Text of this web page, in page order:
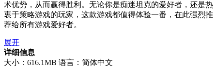
术优势，从而赢得胜利。无论你是痴迷坦克的爱好者，还是热
衷于策略游戏的玩家，这款游戏都值得体验一番，在此强烈推
荐给所有游戏爱好者。
展开
详细信息
大小：616.1MB 语言：简体中文